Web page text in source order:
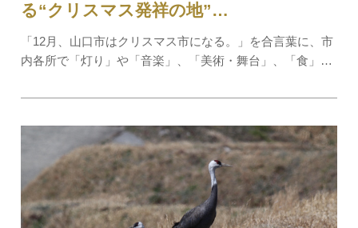
る“クリスマス発祥の地”…
「12月、山口市はクリスマス市になる。」を合言葉に、市
内各所で「灯り」や「音楽」、「美術・舞台」、「食」、
がクリスマス一色に！期間中はイルミネーションが山口を